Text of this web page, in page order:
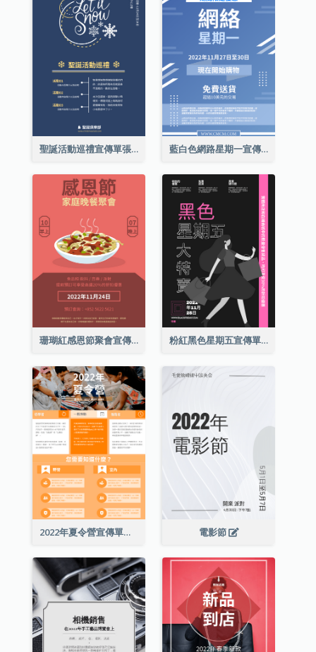
聖誕活動巡禮宣傳單張(附介紹) 藍白色網路星期一宣傳單張
珊瑚紅感恩節聚會宣傳單張 粉紅黑色星期五宣傳單張
2022年夏令營宣傳單張 電影節